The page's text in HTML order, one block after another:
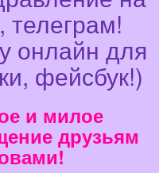
телеграм!
онлайн для
фейсбук!)
и милое
друзьям